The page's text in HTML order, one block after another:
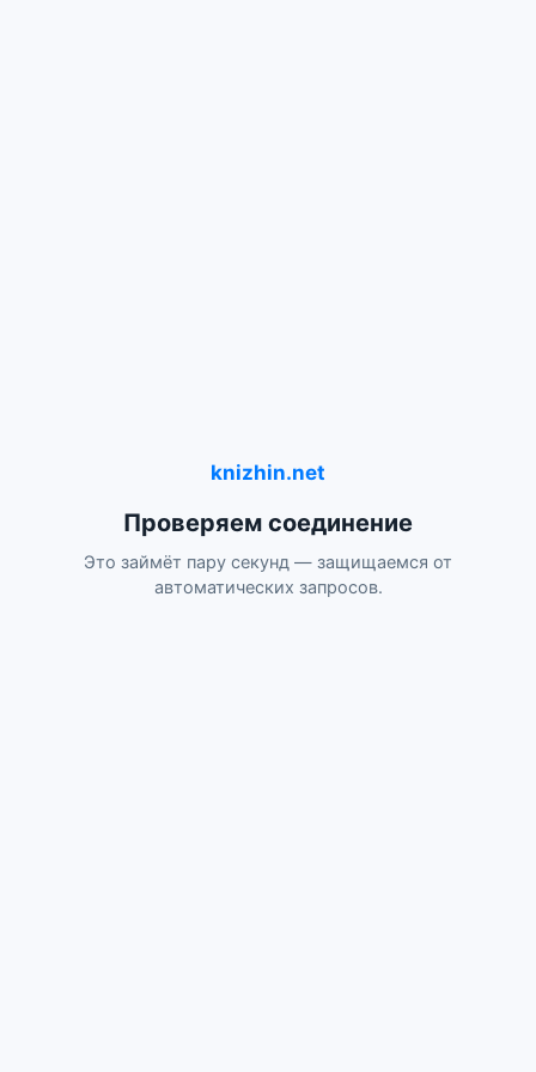
knizhin.net
Проверяем соединение
Это займёт пару секунд — защищаемся от
автоматических запросов.